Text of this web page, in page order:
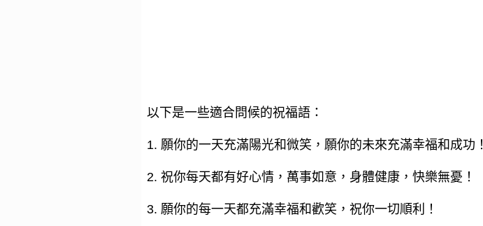
以下是一些適合問候的祝福語：
1. 願你的一天充滿陽光和微笑，願你的未來充滿幸福和成功！
2. 祝你每天都有好心情，萬事如意，身體健康，快樂無憂！
3. 願你的每一天都充滿幸福和歡笑，祝你一切順利！